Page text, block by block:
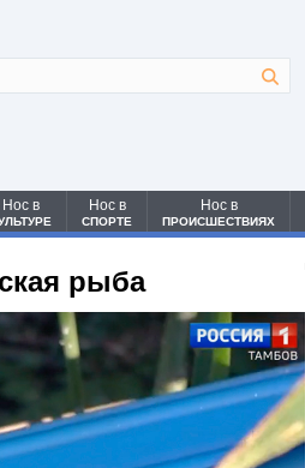
Нос в Нос в
СПОРТЕ
Нос в
ПРОИСШЕСТВИЯХ
рыба